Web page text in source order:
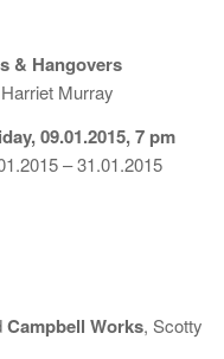
& Hangovers
Murray
09.01.2015, 7 pm
– 31.01.2015
Campbell Works, Scotty